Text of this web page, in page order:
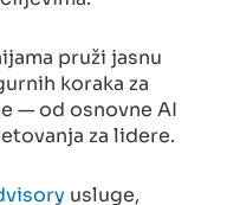
pruži jasnu
koraka za
— od osnovne AI
za lidere.
usluge,